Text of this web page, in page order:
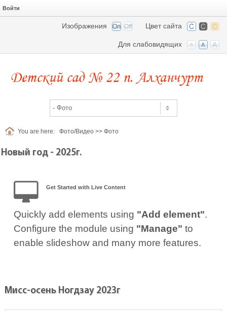
Войти
Цвет сайта
Изображения
Для слабовидящих
You are here: Фото/Видео >> Фото
Новый год - 2025г.
Get Started with Live Content
Quickly add elements using "Add element".
Configure the module using "Manage" to
enable slideshow and many more features.
Мисс-осень Ногдзау 2023г